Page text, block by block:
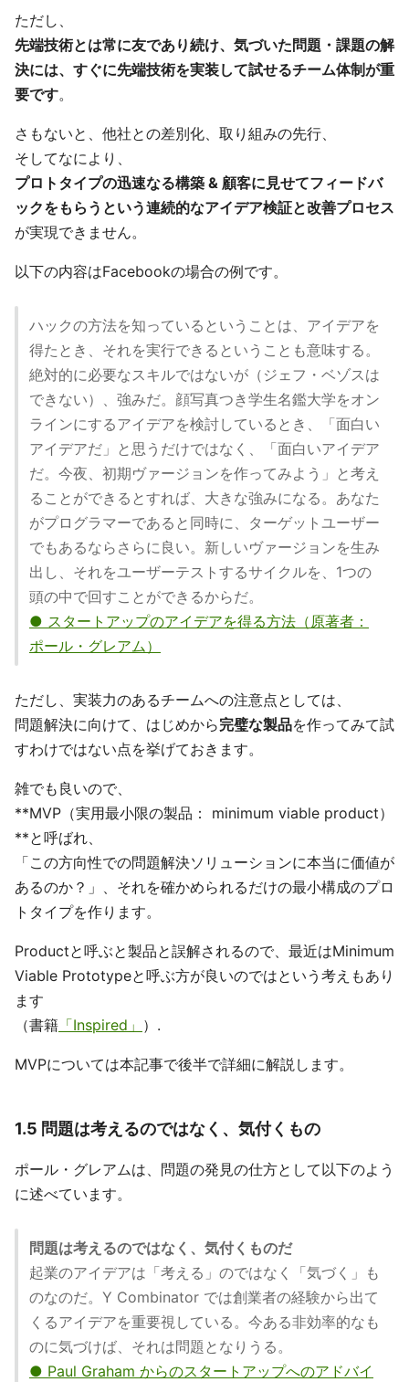
ただし、
先端技術とは常に友であり続け、気づいた問題・課題の解
決には、すぐに先端技術を実装して試せるチーム体制が重
要です。
さもないと、他社との差別化、取り組みの先行、
そしてなにより、
プロトタイプの迅速なる構築 & 顧客に見せてフィードバ
ックをもらうという連続的なアイデア検証と改善プロセス
が実現できません。
以下の内容はFacebookの場合の例です。
ハックの方法を知っているということは、アイデアを
得たとき、それを実行できるということも意味する。
絶対的に必要なスキルではないが（ジェフ・ベゾスは
できない）、強みだ。顔写真つき学生名鑑大学をオン
ラインにするアイデアを検討しているとき、「面白い
アイデアだ」と思うだけではなく、「面白いアイデア
だ。今夜、初期ヴァージョンを作ってみよう」と考え
ることができるとすれば、大きな強みになる。あなた
がプログラマーであると同時に、ターゲットユーザー
でもあるならさらに良い。新しいヴァージョンを生み
出し、それをユーザーテストするサイクルを、1つの
頭の中で回すことができるからだ。
● スタートアップのアイデアを得る方法（原著者：
ポール・グレアム）
ただし、実装力のあるチームへの注意点としては、
問題解決に向けて、はじめから完璧な製品を作ってみて試
すわけではない点を挙げておきます。
雑でも良いので、
**MVP（実用最小限の製品： minimum viable product）
**と呼ばれ、
「この方向性での問題解決ソリューションに本当に価値が
あるのか？」、それを確かめられるだけの最小構成のプロ
トタイプを作ります。
Productと呼ぶと製品と誤解されるので、最近はMinimum
Viable Prototypeと呼ぶ方が良いのではという考えもあり
ます
（書籍 「Inspired」 ）.
MVPについては本記事で後半で詳細に解説します。
1.5 問題は考えるのではなく、気付くもの
ポール・グレアムは、問題の発見の仕方として以下のよう
に述べています。
問題は考えるのではなく、気付くものだ
起業のアイデアは「考える」のではなく「気づく」も
のなのだ。Y Combinator では創業者の経験から出て
くるアイデアを重要視している。今ある非効率的なも
のに気づけば、それは問題となりうる。
● Paul Graham からのスタートアップへのアドバイ